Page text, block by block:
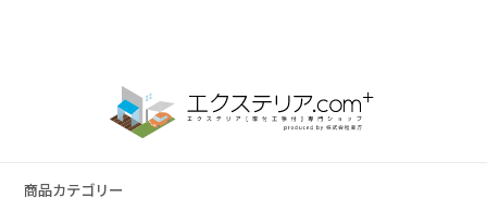
商品カテゴリー